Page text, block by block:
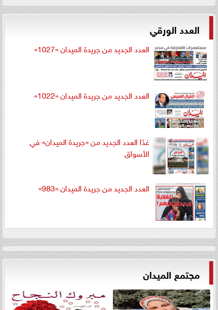
العدد الورقي
العدد الجديد من جريدة الميدان «1027»
العدد الجديد من جريدة الميدان «1022»
غدًا العدد الجديد من «جريدة الميدان» في
الأسواق
العدد الجديد من جريدة الميدان «983»
مجتمع الميدان